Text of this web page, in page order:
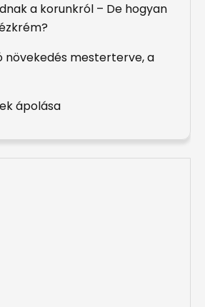
a korunkról – De hogyan
mesterterve, a
ápolása